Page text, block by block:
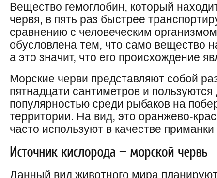
Вещество гемоглобин, который
червя, в пять раз быстрее
сравнению с человеческим
обусловлена тем, что само вещество
а это значит, что его происхождение
Морские черви представляют собой
пятнадцати сантиметров и пользуются
популярностью среди рыбаков на
территории. На вид, это оранжево-
часто используют в качестве
Источник кислорода — морской червь
Данный вид животного мира